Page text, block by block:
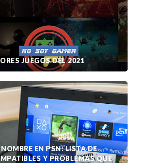
JUEGOS DEL 2021
EN PSN: LISTA DE
Y PROBLEMAS QUE